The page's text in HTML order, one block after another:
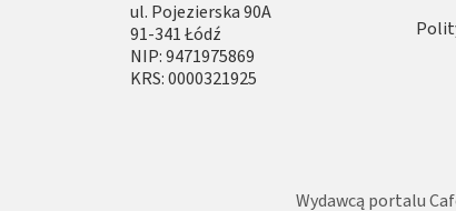
ul. Pojezierska 90A
91-341 Łódź
NIP: 9471975869
KRS: 0000321925
Wydawcą portalu